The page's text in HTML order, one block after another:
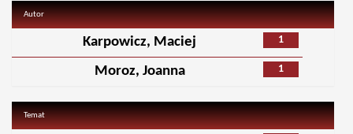
Autor
1
Karpowicz, Maciej
1
Moroz, Joanna
Temat